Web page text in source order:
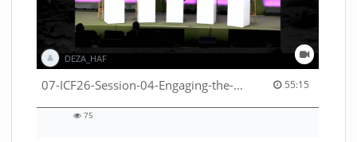
DEZA_HAF
07-ICF26-Session-04-Engaging-the-private-sector-in-humanitarian-contexts-53529531650001791 55:15
55:15 duration
75